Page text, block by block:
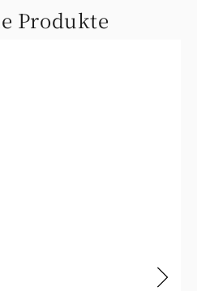
Produkte